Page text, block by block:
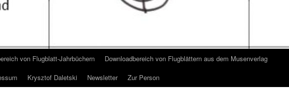
von Flugblatt-Jahrbüchern
Downloadbereich von Flugblättern aus dem Musenverlag
Krysztof Daletski Newsletter Zur Person